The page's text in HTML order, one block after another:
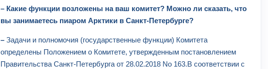
– Какие функции возложены на ваш комитет? Можно ли сказать, что
вы занимаетесь пиаром Арктики в Санкт-Петербурге?
–Задачи и полномочия (государственные функции) Комитета
определены Положением о Комитете, утвержденным постановлением
Правительства Санкт-Петербурга от 28.02.2018 No 163.В соответствии с